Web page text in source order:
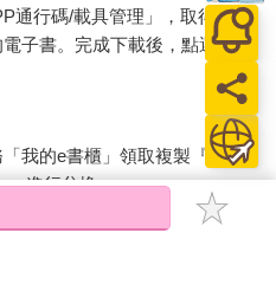
通行碼/載具管理」，取得通行
子書。完成下載後，點選任一
我的e書櫃」領取複製『兌換
進行兌換。
買的電子書僅能以金石堂專屬